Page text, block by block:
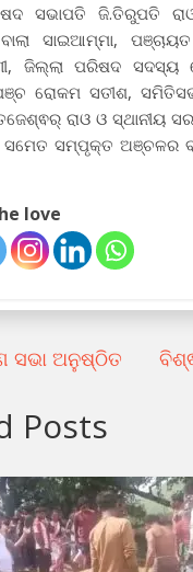
ସଭାପତି ଜି.ତିରୁପତି
ସାଇଆମ୍ମା,
ଜିଲ୍ଲା ପରିଷଦ ସଦସ୍ୟ
ରୋକମ ସତୀଶ,
ରାଓ ଓ ସ୍ଥାନୀୟ
ସମ୍ପୃକ୍ତ ଅଞ୍ଚଳର
love
ସଭା ଅନୁଷ୍ଠିତ
Posts